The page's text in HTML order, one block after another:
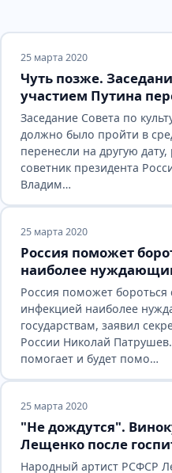
25 марта 2020
Чуть позже.
участием Путина
Заседание Совета по
должно было пройти в
перенесли на другую
советник президента
Владим…
25 марта 2020
Россия поможет
наиболее
Россия поможет бороться
инфекцией наиболее
государствам, заявил
России Николай
помогает и будет помо…
25 марта 2020
"Не дождутся".
Лещенко после
Народный артист РСФСР